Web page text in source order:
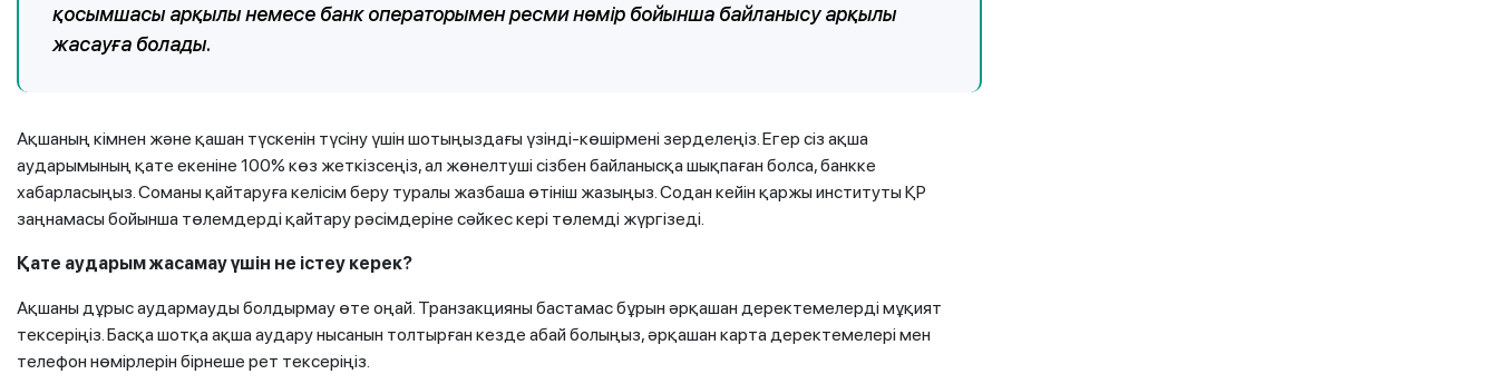
қосымшасы арқылы немесе банк операторымен ресми нөмір бойынша байланысу арқылы
жасауға болады.
Ақшаның кімнен және қашан түскенін түсіну үшін шотыңыздағы үзінді-көшірмені зерделеңіз. Егер сіз ақша
аударымының қате екеніне 100% көз жеткізсеңіз, ал жөнелтуші сізбен байланысқа шықпаған болса, банкке
хабарласыңыз. Соманы қайтаруға келісім беру туралы жазбаша өтініш жазыңыз. Содан кейін қаржы институты ҚР
заңнамасы бойынша төлемдерді қайтару рәсімдеріне сәйкес кері төлемді жүргізеді.
Қате аударым жасамау үшін не істеу керек?
Ақшаны дұрыс аудармауды болдырмау өте оңай. Транзакцияны бастамас бұрын әрқашан деректемелерді мұқият
тексеріңіз. Басқа шотқа ақша аудару нысанын толтырған кезде абай болыңыз, әрқашан карта деректемелері мен
телефон нөмірлерін бірнеше рет тексеріңіз.